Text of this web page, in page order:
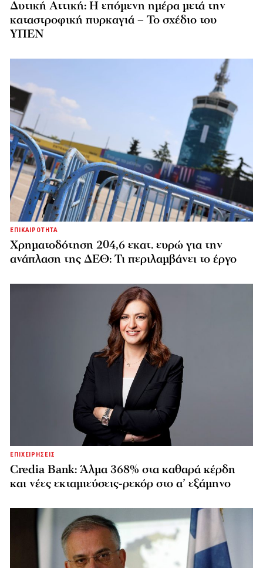
Δυτική Αττική: Η επόμενη ημέρα μετά την
καταστροφική πυρκαγιά – Το σχέδιο του
ΥΠΕΝ
ΕΠΙΚΑΙΡΟΤΗΤΑ
Χρηματοδότηση 204,6 εκατ. ευρώ για την
ανάπλαση της ΔΕΘ: Τι περιλαμβάνει το έργο
ΕΠΙΧΕΙΡΗΣΕΙΣ
Credia Bank: Άλμα 368% στα καθαρά κέρδη
και νέες εκταμιεύσεις-ρεκόρ στο α’ εξάμηνο